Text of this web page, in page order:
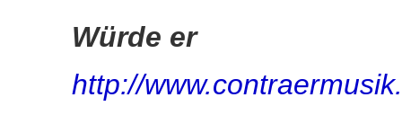
Würde er
http://